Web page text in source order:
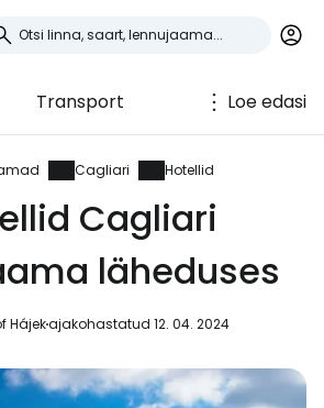
Transport Loe edasi
Cagliari Hotellid
Cagliari
läheduses
Hájekajakohastatud 12. 04. 2024
reisikogukond
Jätka Facebookiga